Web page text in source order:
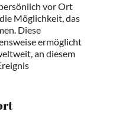
vor Ort
Möglichkeit, das
Diese
ermöglicht
an diesem